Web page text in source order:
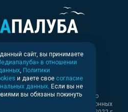
СМИ ИА № ФС 77 - 83037 выдано
в сфере связи, информационных
сайт, вы принимаете
в отношении
Политики
и даете свое согласие
данных . Если вы не
вы обязаны покинуть